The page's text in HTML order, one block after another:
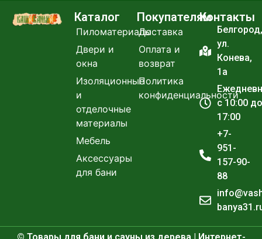
Каталог
Пиломатериалы
Двери и
окна
Изоляционные
и
отделочные
материалы
Мебель
Аксессуары
для бани
Покупателям
Доставка
Оплата и
возврат
Политика
конфиденциальности
Контакты
Белгород,
ул.
Конева,
1а
с 10:00 до
17:00
+7-
951-
157-90-
88